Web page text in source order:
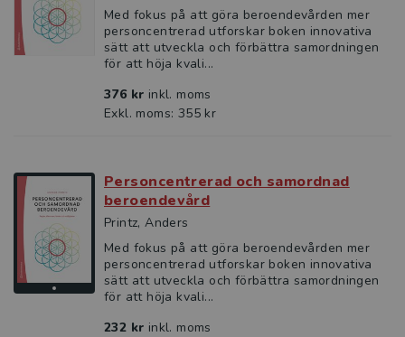
Med fokus på att göra beroendevården mer
personcentrerad utforskar boken innovativa
sätt att utveckla och förbättra samordningen
för att höja kvali...
376 kr inkl. moms
Exkl. moms: 355 kr
Personcentrerad och samordnad
beroendevård
Printz, Anders
Med fokus på att göra beroendevården mer
personcentrerad utforskar boken innovativa
sätt att utveckla och förbättra samordningen
för att höja kvali...
232 kr inkl. moms